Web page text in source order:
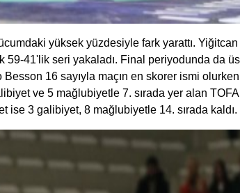
yüksek yüzdesiyle fark yarattı.
41'lik seri yakaladı. Final periyodunda da
16 sayıyla maçın en skorer ismi
ve 5 mağlubiyetle 7. sırada yer alan
3 galibiyet, 8 mağlubiyetle 14. sırada kaldı.